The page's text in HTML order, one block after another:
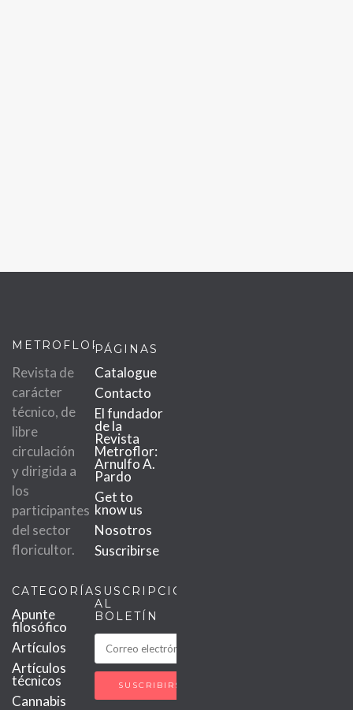
METROFLOR
Revista de
carácter
técnico, de
libre
circulación
y dirigida a
los
participantes
del sector
floricultor.
PÁGINAS
Catalogue
Contacto
El fundador
de la
Revista
Metroflor:
Arnulfo A.
Pardo
Get to
know us
Nosotros
Suscribirse
CATEGORÍAS
Apunte
filosófico
Artículos
Artículos
técnicos
Cannabis
SUSCRIPCIÓN
AL
BOLETÍN